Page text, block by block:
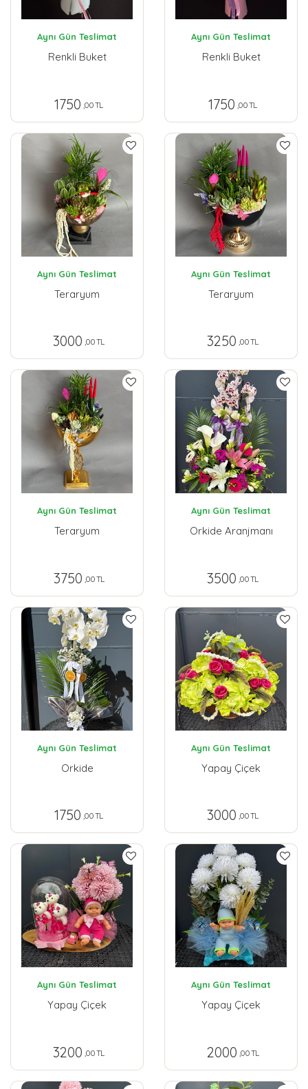
Aynı Gün Teslimat
Renkli Buket
1750 ,00 TL
Aynı Gün Teslimat
Renkli Buket
1750 ,00 TL
Aynı Gün Teslimat
Teraryum
3000 ,00 TL
Aynı Gün Teslimat
Teraryum
3250 ,00 TL
Aynı Gün Teslimat
Teraryum
3750 ,00 TL
Aynı Gün Teslimat
Orkide Aranjmanı
3500 ,00 TL
Aynı Gün Teslimat
Orkide
1750 ,00 TL
Aynı Gün Teslimat
Yapay Çiçek
3000 ,00 TL
Aynı Gün Teslimat
Yapay Çiçek
3200 ,00 TL
Aynı Gün Teslimat
Yapay Çiçek
2000 ,00 TL